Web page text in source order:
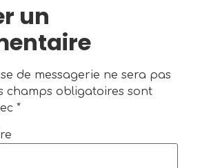
un
de messagerie ne sera pas
champs obligatoires sont
*